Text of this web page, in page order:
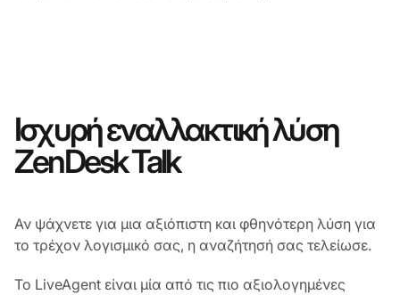
Ισχυρή εναλλακτική λύση
ZenDesk Talk
Αν ψάχνετε για μια αξιόπιστη και φθηνότερη λύση για
το τρέχον λογισμικό σας, η αναζήτησή σας τελείωσε.
Το LiveAgent είναι μία από τις πιο αξιολογημένες